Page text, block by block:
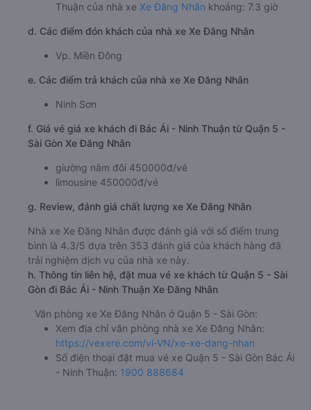
Thuận của nhà xe Xe Đăng Nhân khoảng: 7.3 giờ
d. Các điểm đón khách của nhà xe Xe Đăng Nhân
Vp. Miền Đông
e. Các điểm trả khách của nhà xe Xe Đăng Nhân
Ninh Sơn
f. Giá vé giá xe khách đi Bác Ái - Ninh Thuận từ Quận 5 -
Sài Gòn Xe Đăng Nhân
giường nằm đôi 450000đ/vé
limousine 450000đ/vé
g. Review, đánh giá chất lượng xe Xe Đăng Nhân
Nhà xe Xe Đăng Nhân được đánh giá với số điểm trung
bình là 4.3/5 dựa trên 353 đánh giá của khách hàng đã
trải nghiệm dịch vụ của nhà xe này.
h. Thông tin liên hệ, đặt mua vé xe khách từ Quận 5 - Sài
Gòn đi Bác Ái - Ninh Thuận Xe Đăng Nhân
Văn phòng xe Xe Đăng Nhân ở Quận 5 - Sài Gòn:
Xem địa chỉ văn phòng nhà xe Xe Đăng Nhân:
https://vexere.com/vi-VN/xe-xe-dang-nhan
Số điện thoại đặt mua vé xe Quận 5 - Sài Gòn Bác Ái
- Ninh Thuận: 1900 888684